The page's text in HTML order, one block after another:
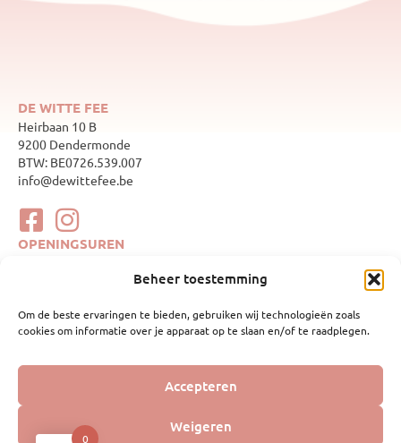
Beheer toestemming
Om de beste ervaringen te bieden, gebruiken wij technologieën zoals
cookies om informatie over je apparaat op te slaan en/of te raadplegen.
Accepteren
Weigeren
DE WITTE FEE
Heirbaan 10 B
9200 Dendermonde
BTW: BE0726.539.007
info@dewittefee.be
OPENINGSUREN
10:00–17:00
donderdag
10:00–17:00
vrijdag
10:00–17:00
zondag
Gesloten
Mijn account
Geboortelijsten
Webshop
0